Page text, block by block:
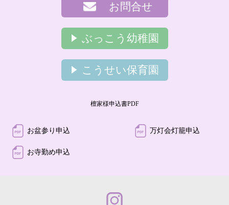
お問合せ
ぶっこう幼稚園
こうせい保育園
檀家様申込書PDF
お盆参り申込 万灯会灯籠申込
お寺勤め申込